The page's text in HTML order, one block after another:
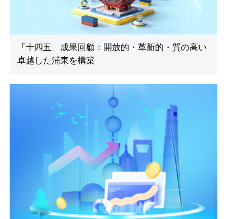
「十四五」成果回顧：開放的・革新的・質の高い
卓越した浦東を構築